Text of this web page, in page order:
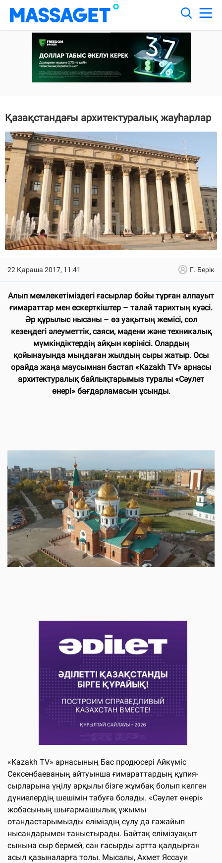
Қазақстандағы архитектуралық жауһарлар
22 Қараша 2017, 11:41 Г. Берік
Алып мемлекетіміздегі ғасырлар бойы тұрған алпауыт
ғимараттар мен ескерткіштер – талай тарихтың куәсі.
Әр құрылыс нысаны – өз уақытың жемісі, сол
кезеңдегі әлеуметтік, саяси, мәдени және техникалық
мүмкіндіктердің айқын көрінісі. Олардың
қойынауында мыңдаған жылдың сыры жатыр. Осы
орайда жаңа маусымнан бастап «Kazakh TV» арнасы
архитектуралық байлықтарымыз туралы «Сәулет
өнері» бағдарламасын ұсынды.
«Kazakh TV» арнасының Бас продюсері Айкүміс
Сексенбаеваның айтуынша ғимараттардың құпия-
сырларына үңілу арқылы бізге жұмбақ болып келген
дүниелердің шешімін табуға болады. «Сәулет өнері»
жобасының шығармашылық ұжымы
отандастарымызды еліміздің сұлу да ғажайып
нысандарымен таныстырады. Байтақ елімізуақыт
сынына сыр бермей, сан ғасырды артта қалдырған
асыл қазыналарға толы. Мысалы, Ахмет Яссауи